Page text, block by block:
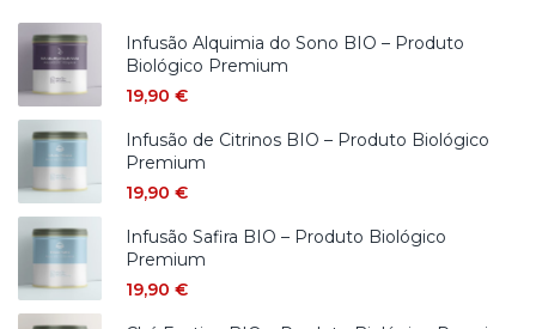
Infusão Alquimia do Sono BIO – Produto
Biológico Premium
19,90 €
Infusão de Citrinos BIO – Produto Biológico
Premium
19,90 €
Infusão Safira BIO – Produto Biológico
Premium
19,90 €